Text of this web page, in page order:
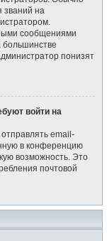
званий на
сообщениями
большинстве
понизят
войти на
email-
в конференцию
возможность. Это
почтовой